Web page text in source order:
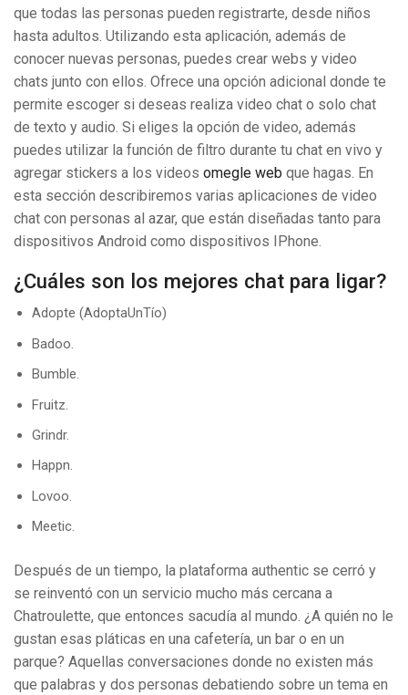
que todas las personas pueden registrarte, desde niños
hasta adultos. Utilizando esta aplicación, además de
conocer nuevas personas, puedes crear webs y video
chats junto con ellos. Ofrece una opción adicional donde te
permite escoger si deseas realiza video chat o solo chat
de texto y audio. Si eliges la opción de video, además
puedes utilizar la función de filtro durante tu chat en vivo y
agregar stickers a los videos omegle web que hagas. En
esta sección describiremos varias aplicaciones de video
chat con personas al azar, que están diseñadas tanto para
dispositivos Android como dispositivos IPhone.
¿Cuáles son los mejores chat para ligar?
Adopte (AdoptaUnTío)
Badoo.
Bumble.
Fruitz.
Grindr.
Happn.
Lovoo.
Meetic.
Después de un tiempo, la plataforma authentic se cerró y
se reinventó con un servicio mucho más cercana a
Chatroulette, que entonces sacudía al mundo. ¿A quién no le
gustan esas pláticas en una cafetería, un bar o en un
parque? Aquellas conversaciones donde no existen más
que palabras y dos personas debatiendo sobre un tema en